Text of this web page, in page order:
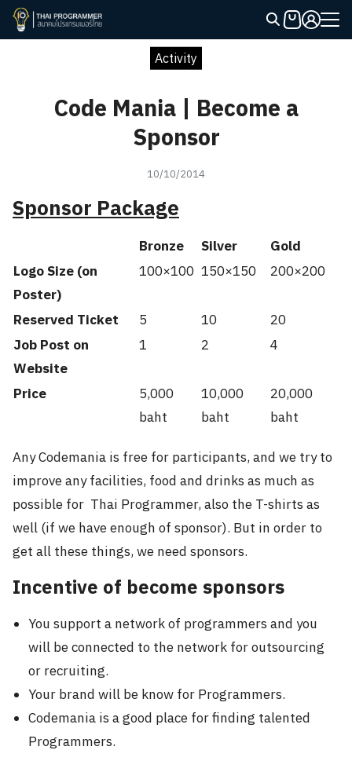
Skip
Activity
Code Mania | Become a
Sponsor
10/10/2014
Sponsor Package
Bronze Silver
Gold
Logo Size (on
Poster)
100×100 150×150 200×200
Reserved Ticket 5 10
20
Job Post on
Website
1 2 4
Price
5,000
baht
10,000
baht
20,000
baht
Any Codemania is free for participants, and we try to
improve any facilities, food and drinks as much as
possible for Thai Programmer, also the T-shirts as
well (if we have enough of sponsor). But in order to
get all these things, we need sponsors.
Incentive of become sponsors
You support a network of programmers and you
will be connected to the network for outsourcing
or recruiting.
Your brand will be know for Programmers.
Codemania is a good place for finding talented
Programmers.